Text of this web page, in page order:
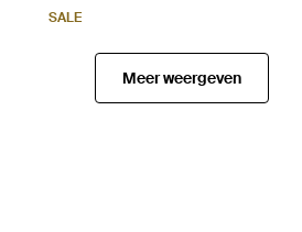
SALE
Meer weergeven